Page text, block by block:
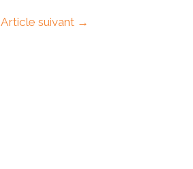
Article suivant →